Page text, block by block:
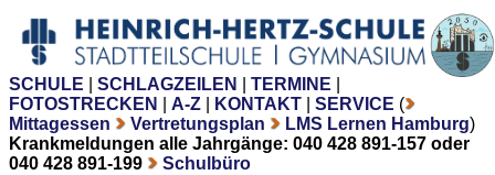
SCHULE SCHLAGZEILEN TERMINE
FOTOSTRECKEN
A-Z KONTAKT SERVICE (
Mittagessen
Vertretungsplan LMS Lernen Hamburg)
Krankmeldungen alle Jahrgänge: 040 428 891-157 oder
040 428 891-199
Schulbüro